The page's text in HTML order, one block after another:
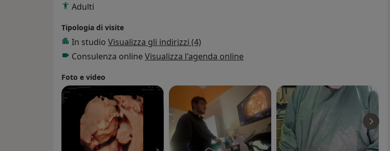
Adulti
Tipologia di visite
In studio Visualizza gli indirizzi (4)
Consulenza online Visualizza l'agenda online
Foto e video